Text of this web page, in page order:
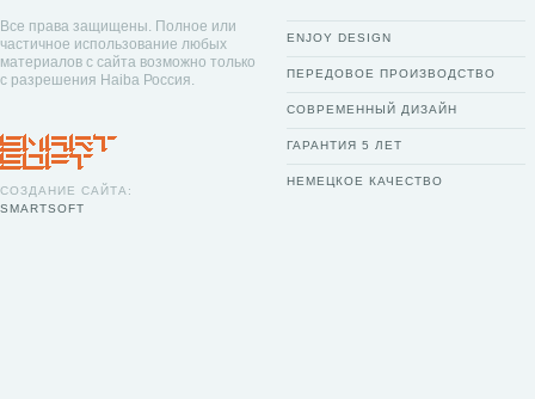
Все права защищены. Полное или
частичное использование любых
материалов с сайта возможно только
с разрешения Haiba Россия.
СОЗДАНИЕ САЙТА:
SMARTSOFT
ENJOY DESIGN
ПЕРЕДОВОЕ ПРОИЗВОДСТВО
СОВРЕМЕННЫЙ ДИЗАЙН
ГАРАНТИЯ 5 ЛЕТ
НЕМЕЦКОЕ КАЧЕСТВО